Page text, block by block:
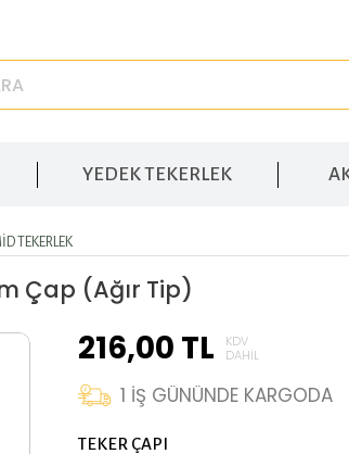
YEDEK TEKERLEK
TEKERLEK
Çap (Ağır Tip)
216,00 TL
KDV
DAHIL
1 İŞ GÜNÜNDE KARGODA
TEKER ÇAPI